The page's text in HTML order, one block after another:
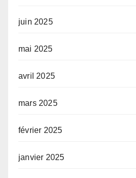
juin 2025
mai 2025
avril 2025
mars 2025
février 2025
janvier 2025